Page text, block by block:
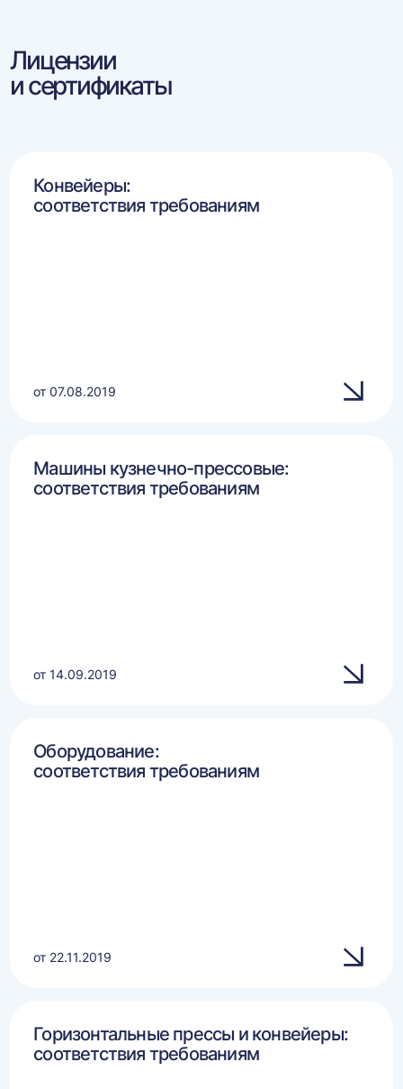
Лицензии
и сертификаты
Конвейеры:
соответствия требованиям
от 07.08.2019
Машины кузнечно-прессовые:
соответствия требованиям
от 14.09.2019
Оборудование:
соответствия требованиям
от 22.11.2019
Горизонтальные прессы и конвейеры:
соответствия требованиям